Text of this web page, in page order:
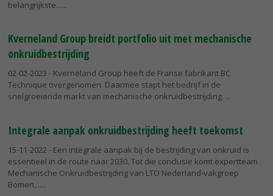
belangrijkste...
Kverneland Group breidt portfolio uit met mechanische
onkruidbestrijding
02-02-2023 - Kverneland Group heeft de Franse fabrikant BC
Technique overgenomen. Daarmee stapt het bedrijf in de
snelgroeiende markt van mechanische onkruidbestrijding.
Integrale aanpak onkruidbestrijding heeft toekomst
15-11-2022 - Een integrale aanpak bij de bestrijding van onkruid is
essentieel in de route naar 2030. Tot die conclusie komt expertteam
Mechanische Onkruidbestrijding van LTO Nederland-vakgroep
Bomen,...